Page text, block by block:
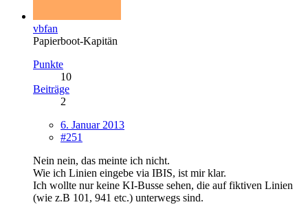
vbfan
Papierboot-Kapitän
Punkte
10
Beiträge
2
6. Januar 2013
#251
Nein nein, das meinte ich nicht.
Wie ich Linien eingebe via IBIS, ist mir klar.
Ich wollte nur keine KI-Busse sehen, die auf fiktiven Linien
(wie z.B 101, 941 etc.) unterwegs sind.